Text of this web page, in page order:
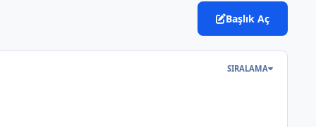
Başlık Aç
SIRALAMA